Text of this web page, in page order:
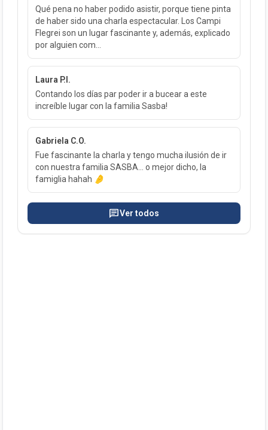
Qué pena no haber podido asistir, porque tiene pinta
de haber sido una charla espectacular. Los Campi
Flegrei son un lugar fascinante y, además, explicado
por alguien com...
Laura P.I.
Contando los días par poder ir a bucear a este
increíble lugar con la familia Sasba!
Gabriela C.O.
Fue fascinante la charla y tengo mucha ilusión de ir
con nuestra familia SASBA… o mejor dicho, la
famiglia hahah 🤌
chatVer todos